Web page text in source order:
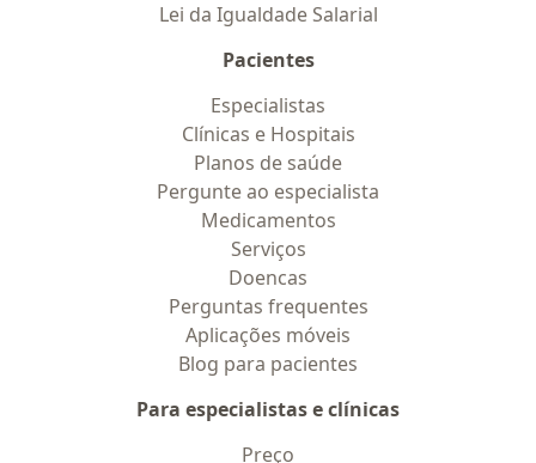
Lei da Igualdade Salarial
Pacientes
Especialistas
Clínicas e Hospitais
Planos de saúde
Pergunte ao especialista
Medicamentos
Serviços
Doencas
Perguntas frequentes
Aplicações móveis
Blog para pacientes
Para especialistas e clínicas
Preço